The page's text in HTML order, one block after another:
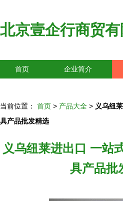
北京壹企行商贸有
首页 企业简介
当前位置： 首页 > 产品大全 > 义乌纽
具产品批发精选
义乌纽莱进出口 一站
具产品批